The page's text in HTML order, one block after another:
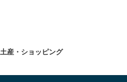
土産・ショッピング